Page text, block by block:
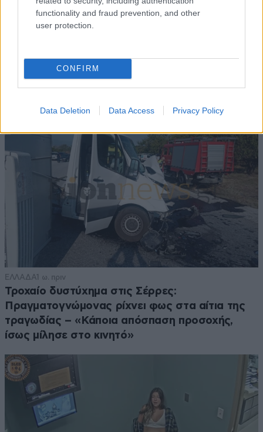
functionality and fraud prevention, and other
user protection.
CONFIRM
Data Deletion Data Access Privacy Policy
Ξεσπά ο Χρήστος Δάντης: «Δεν περίμενα την
αχαριστία των ανθρώπων του χώρου»
ΕΛΛΑΔΑ1 ω. πριν
Τροχαίο δυστύχημα στις Σέρρες:
Πραγματογνώμονας ρίχνει φως στα αίτια της
τραγωδίας – «Κάποια απόσπαση προσοχής,
ίσως μίλησε στο κινητό»